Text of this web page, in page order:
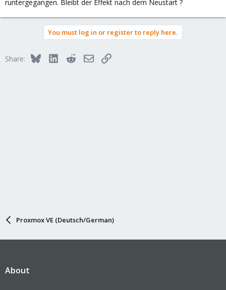
runtergegangen. Bleibt der Effekt nach dem Neustart ?
You must log in or register to reply here.
Share: BlueskyLinkedInRedditEmailLink
Proxmox VE (Deutsch/German)
About